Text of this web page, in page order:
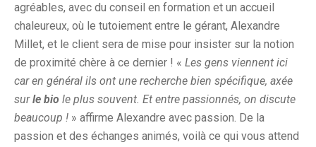
agréables, avec du conseil en formation et un accueil
chaleureux, où le tutoiement entre le gérant, Alexandre
Millet, et le client sera de mise pour insister sur la notion
de proximité chère à ce dernier ! « Les gens viennent ici
car en général ils ont une recherche bien spécifique, axée
surle bio le plus souvent. Et entre passionnés, on discute
beaucoup ! » affirme Alexandre avec passion. De la
passion et des échanges animés, voilà ce qui vous attend